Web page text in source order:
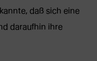
daß sich eine
daraufhin ihre